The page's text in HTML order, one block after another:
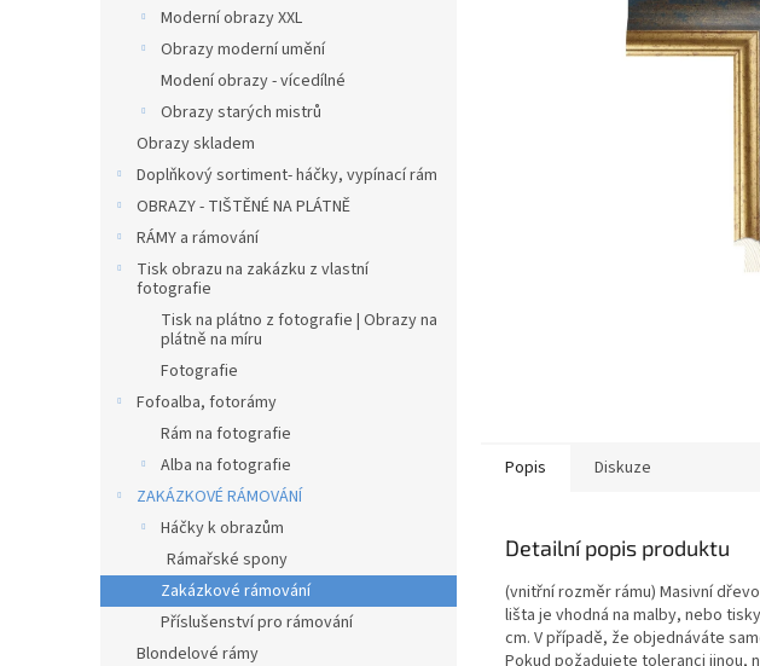
Moderní obrazy XXL
Obrazy moderní umění
Modení obrazy - vícedílné
Obrazy starých mistrů
Obrazy skladem
Doplňkový sortiment- háčky, vypínací rám
OBRAZY - TIŠTĚNÉ NA PLÁTNĚ
RÁMY a rámování
Tisk obrazu na zakázku z vlastní
fotografie
Tisk na plátno z fotografie | Obrazy na
plátně na míru
Fotografie
Fofoalba, fotorámy
Rám na fotografie
Alba na fotografie
ZAKÁZKOVÉ RÁMOVÁNÍ
Háčky k obrazům
Rámařské spony
Zakázkové rámování
Příslušenství pro rámování
Blondelové rámy
Popis Diskuze
Detailní popis produktu
(vnitřní rozměr rámu) Masivní
lišta je vhodná na malby, nebo
cm. V případě, že objednáváte